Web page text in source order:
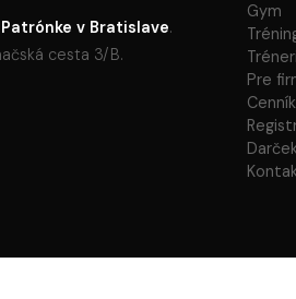
Patrónke v Bratislave.
cesta 3/B.
Gym
Tréneri
Pre
Cenník